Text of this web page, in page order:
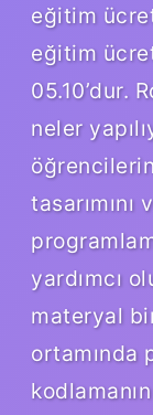
eğitim
eğitim
05.10’dur.
neler
öğrencilerin
tasarımını
yardımcı
materyal
ortamında